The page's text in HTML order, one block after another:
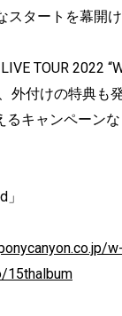
タートを幕開
TOUR 2022
外付けの特典も
キャンペーン
15thalbum